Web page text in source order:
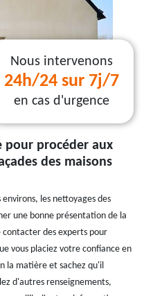
Nous intervenons
24h/24 sur 7j/7
en cas d'urgence
pour procéder aux
des maisons
les nettoyages des
une bonne présentation de la
des experts pour
vous placiez votre confiance en
la matière et sachez qu'il
d'autres renseignements,